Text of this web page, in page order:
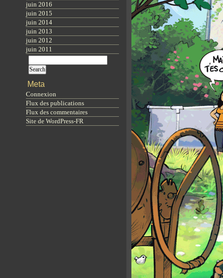
juin 2016
juin 2015
juin 2014
juin 2013
juin 2012
juin 2011
Meta
Connexion
Flux des publications
Flux des commentaires
Site de WordPress-FR